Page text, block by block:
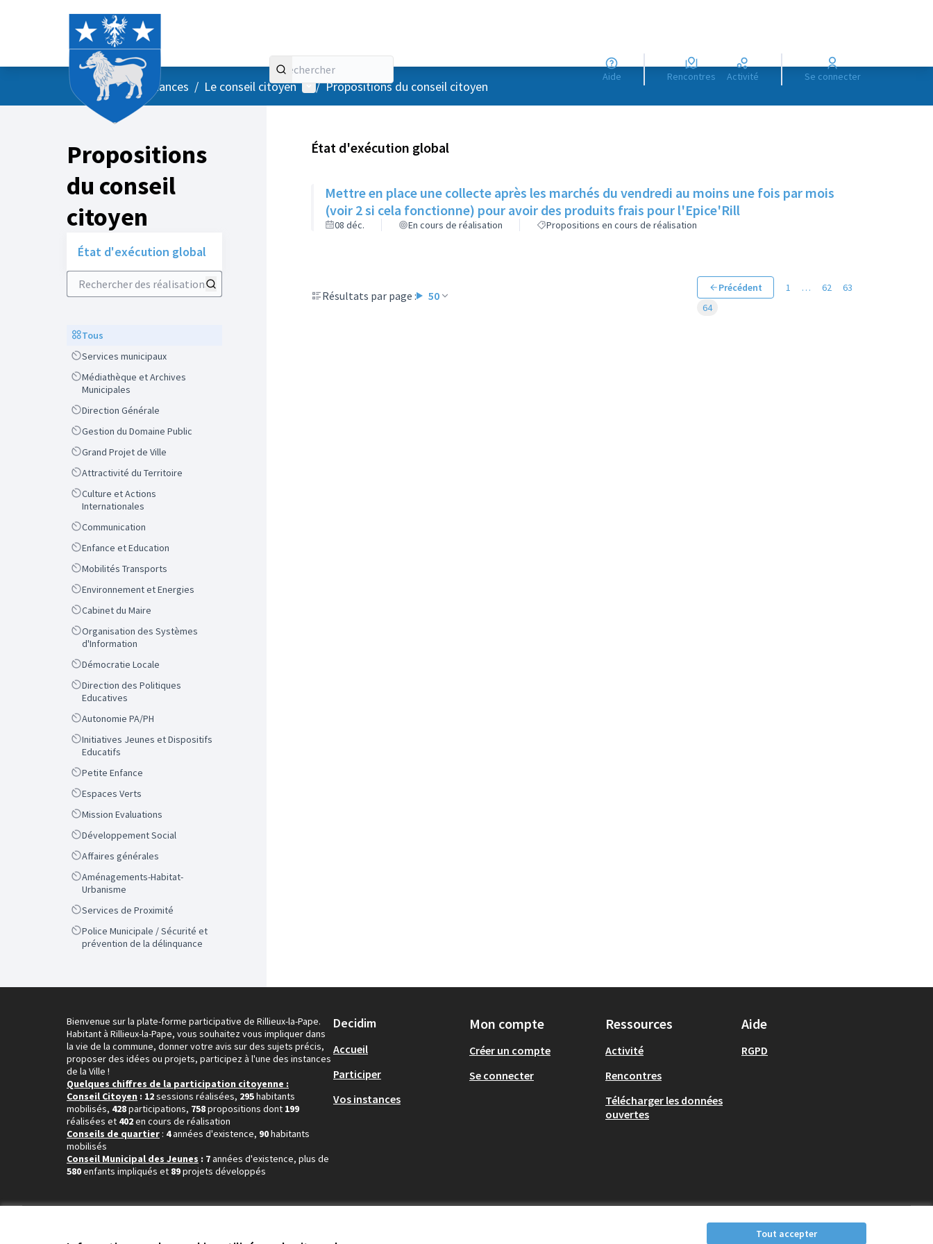
Tout accepter
Aide Rencontres Activité Se connecter
AccueilMenu principal
/ Vos instances / Le conseil citoyen Menu utilisateur
/ Propositions du conseil citoyen
Propositions
du conseil
citoyen
État d'exécution global
Rechercher des réalisations
ScopeTous
ScopeServices municipaux
Scope
Médiathèque et Archives
Municipales
ScopeDirection Générale
ScopeGestion du Domaine Public
ScopeGrand Projet de Ville
ScopeAttractivité du Territoire
Scope
Culture et Actions
Internationales
ScopeCommunication
ScopeEnfance et Education
ScopeMobilités Transports
ScopeEnvironnement et Energies
ScopeCabinet du Maire
Scope
Organisation des Systèmes
d'Information
ScopeDémocratie Locale
Scope
Direction des Politiques
Educatives
ScopeAutonomie PA/PH
Scope
Initiatives Jeunes et Dispositifs
Educatifs
ScopePetite Enfance
ScopeEspaces Verts
ScopeMission Evaluations
ScopeDéveloppement Social
ScopeAffaires générales
Scope
Aménagements-Habitat-
Urbanisme
ScopeServices de Proximité
Scope
Police Municipale / Sécurité et
prévention de la délinquance
État d'exécution global
Mettre en place une collecte après les marchés du vendredi au moins une fois par mois
(voir 2 si cela fonctionne) pour avoir des produits frais pour l'Epice'Rill
08 déc. En cours de réalisation Propositions en cours de réalisation
Résultats par page : 50
Précédent 1 … 62
63
64
Bienvenue sur la plate-forme participative de Rillieux-la-Pape.
Habitant à Rillieux-la-Pape, vous souhaitez vous impliquer dans
la vie de la commune, donner votre avis sur des sujets précis,
proposer des idées ou projets, participez à l'une des instances
de la Ville !
Quelques chiffres de la participation citoyenne :
Conseil Citoyen : 12sessions réalisées, 295habitants
mobilisés, 428participations, 758propositions dont 199
réalisées et 402en cours de réalisation
Conseils de quartier : 4années d'existence, 90habitants
mobilisés
Conseil Municipal des Jeunes : 7années d'existence, plus de
580enfants impliqués et 89projets développés
Decidim
Accueil
Participer
Vos instances
Mon compte
Créer un compte
Se connecter
Ressources
Activité
Rencontres
Télécharger les données
ouvertes
Aide
RGPD